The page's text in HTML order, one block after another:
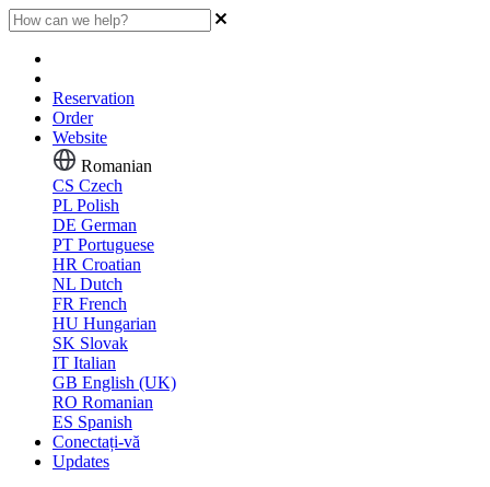
Reservation
Order
Website
Romanian
CS Czech
PL Polish
DE German
PT Portuguese
HR Croatian
NL Dutch
FR French
HU Hungarian
SK Slovak
IT Italian
GB English (UK)
RO Romanian
ES Spanish
Conectați-vă
Updates